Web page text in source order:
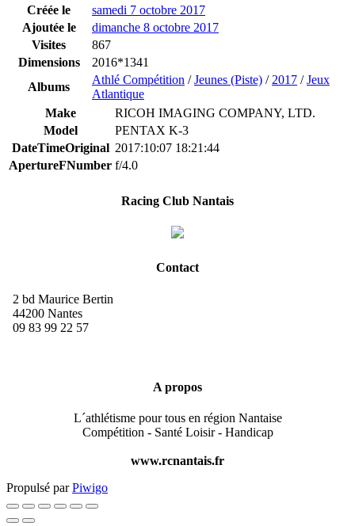
Créée le
samedi 7 octobre 2017
Ajoutée le
dimanche 8 octobre 2017
Visites
867
Dimensions
2016*1341
Albums
Athlé Compétition /Jeunes (Piste) / 2017 /Jeux
Atlantique
Make
RICOH IMAGING COMPANY, LTD.
Model
PENTAX K-3
DateTimeOriginal 2017:10:07 18:21:44
ApertureFNumber f/4.0
Racing Club Nantais
Contact
2 bd Maurice Bertin
44200 Nantes
09 83 99 22 57
A propos
L´athlétisme pour tous en région Nantaise
Compétition - Santé Loisir - Handicap
www.rcnantais.fr
Propulsé parPiwigo